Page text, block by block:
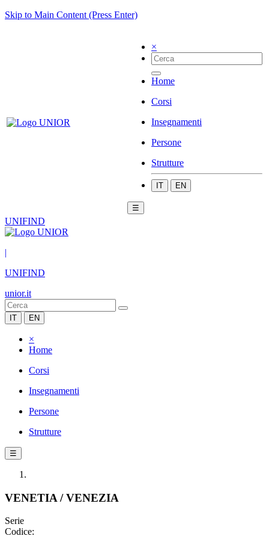
Skip to Main Content (Press Enter)
×
Home
Corsi
Insegnamenti
Persone
Strutture
IT EN
☰
UNIFIND
|
UNIFIND
unior.it
IT EN
×
Home
Corsi
Insegnamenti
Persone
Strutture
☰
VENETIA / VENEZIA
Serie
Codice: